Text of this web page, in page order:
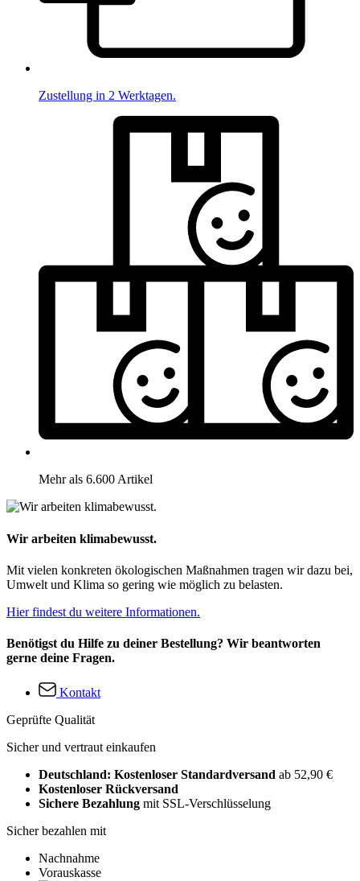
Zustellung in 2 Werktagen.
Mehr als 6.600 Artikel
Wir arbeiten klimabewusst.
Mit vielen konkreten ökologischen Maßnahmen tragen wir dazu bei,
Umwelt und Klima so gering wie möglich zu belasten.
Hier findest du weitere Informationen.
Benötigst du Hilfe zu deiner Bestellung? Wir beantworten
gerne deine Fragen.
Kontakt
Geprüfte Qualität
Sicher und vertraut einkaufen
Deutschland: Kostenloser Standardversand ab 52,90 €
Kostenloser Rückversand
Sichere Bezahlung mit SSL-Verschlüsselung
Sicher bezahlen mit
Nachnahme
Vorauskasse